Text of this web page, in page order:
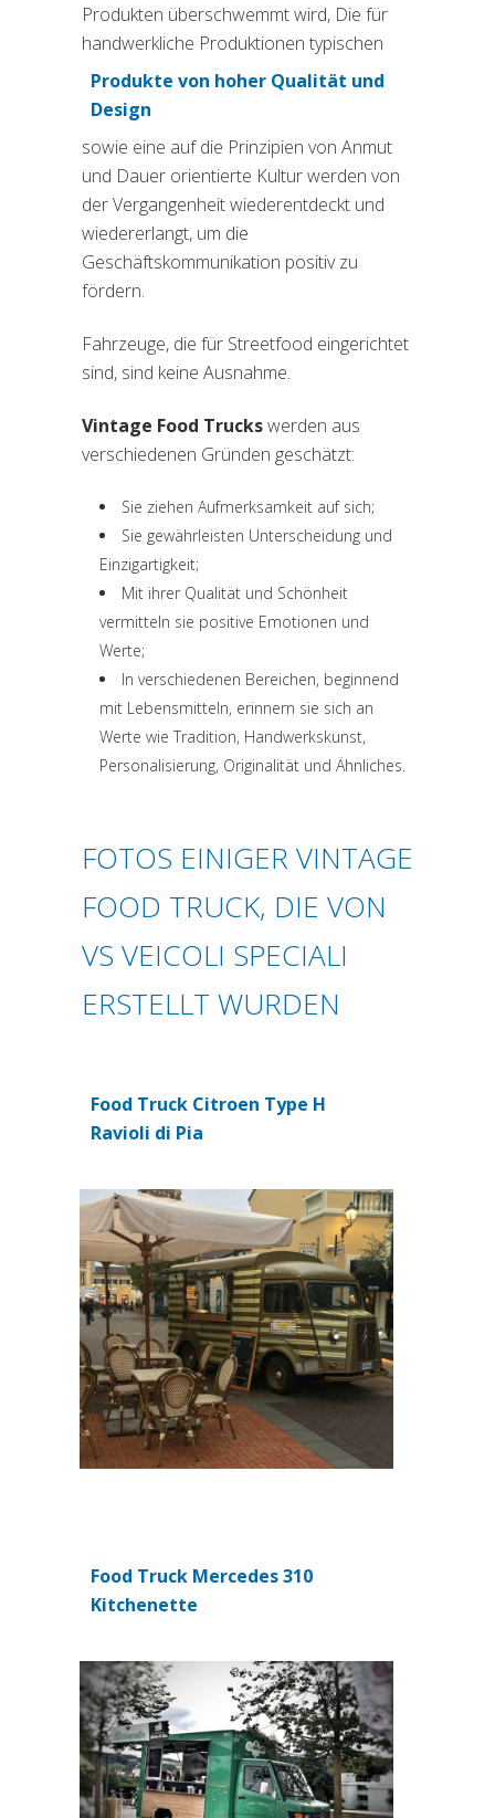
Produkten überschwemmt wird, Die für
handwerkliche Produktionen typischen
Produkte von hoher Qualität und
Design
sowie eine auf die Prinzipien von Anmut
und Dauer orientierte Kultur werden von
der Vergangenheit wiederentdeckt und
wiedererlangt, um die
Geschäftskommunikation positiv zu
fördern.
Fahrzeuge, die für Streetfood eingerichtet
sind, sind keine Ausnahme.
Vintage Food Truckswerden aus
verschiedenen Gründen geschätzt:
Sie ziehen Aufmerksamkeit auf sich;
Sie gewährleisten Unterscheidung und
Einzigartigkeit;
Mit ihrer Qualität und Schönheit
vermitteln sie positive Emotionen und
Werte;
In verschiedenen Bereichen, beginnend
mit Lebensmitteln, erinnern sie sich an
Werte wie Tradition, Handwerkskunst,
Personalisierung, Originalität und Ähnliches.
FOTOS EINIGER VINTAGE
FOOD TRUCK, DIE VON
VS VEICOLI SPECIALI
ERSTELLT WURDEN
Food Truck Citroen Type H
Ravioli di Pia
Food Truck Mercedes 310
Kitchenette